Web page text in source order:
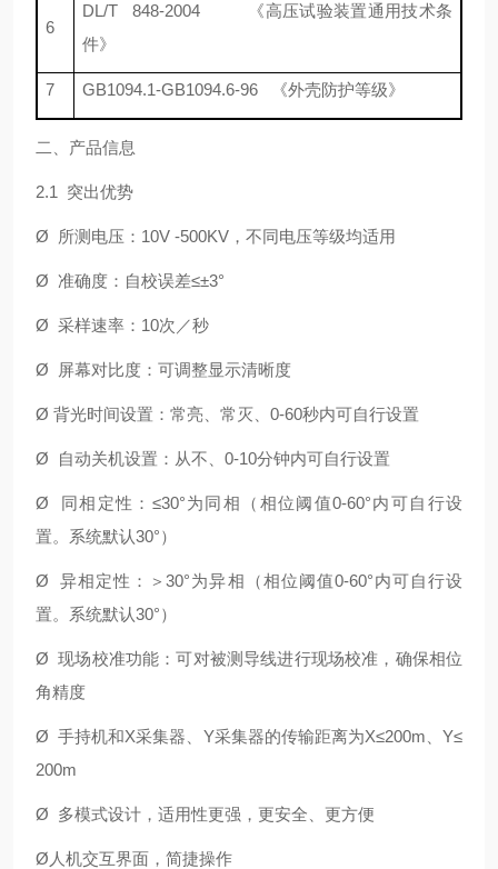
6
DL/T 848-2004
《高压试验装置通用技术条
件》
7 GB1094.1-GB1094.6-96 《外壳防护等级》
二、产品信息
2.1 突出优势
Ø 所测电压： 10V -500KV ，不同电压等级均适用
Ø 准确度：自校误差≤±3°
Ø 采样速率： 10次／秒
Ø 屏幕对比度：可调整显示清晰度
Ø 背光时间设置：常亮、常灭、 0-60秒内可自行设置
Ø 自动关机设置：从不、 0-10分钟内可自行设置
Ø 同相定性： ≤30°为同相（相位阈值0-60°内可自行设
置。系统默认30°）
Ø异相定性：＞30°为异相（相位阈值0-60°内可自行设
置。系统默认30°）
Ø现场校准功能：可对被测导线进行现场校准，确保相位
角精度
Ø手持机和X采集器、 Y采集器的传输距离为X≤200m 、Y≤
200m
Ø 多模式设计，适用性更强，更安全、更方便
Ø 人机交互界面，简捷操作